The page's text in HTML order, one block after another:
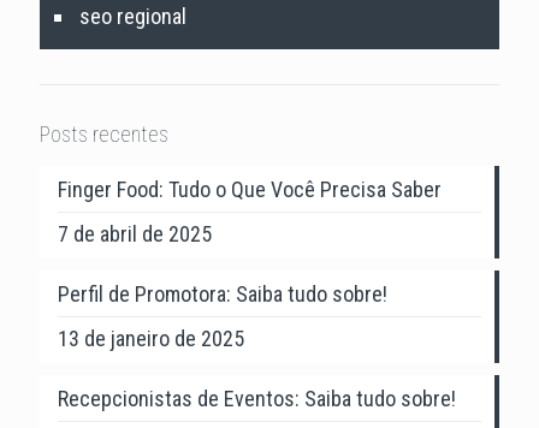
seo regional
Posts recentes
Finger Food: Tudo o Que Você Precisa Saber
7 de abril de 2025
Perfil de Promotora: Saiba tudo sobre!
13 de janeiro de 2025
Recepcionistas de Eventos: Saiba tudo sobre!